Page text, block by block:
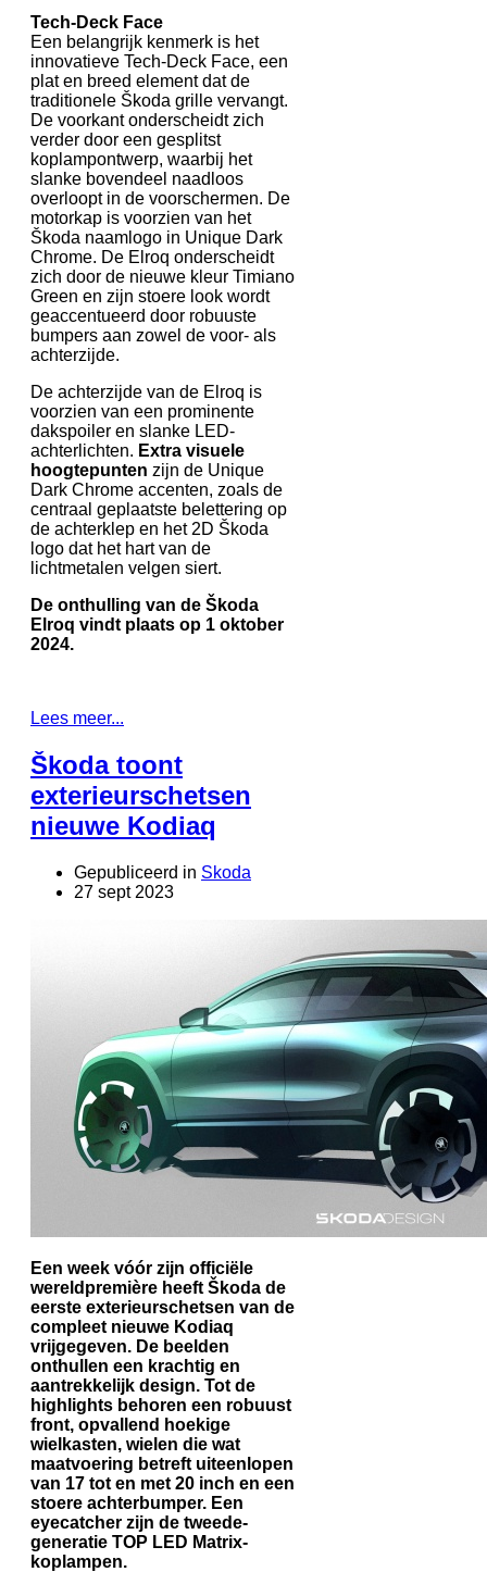
Tech-Deck Face
Een belangrijk kenmerk is het
innovatieve Tech-Deck Face, een
plat en breed element dat de
traditionele Škoda grille vervangt.
De voorkant onderscheidt zich
verder door een gesplitst
koplampontwerp, waarbij het
slanke bovendeel naadloos
overloopt in de voorschermen. De
motorkap is voorzien van het
Škoda naamlogo in Unique Dark
Chrome. De Elroq onderscheidt
zich door de nieuwe kleur Timiano
Green en zijn stoere look wordt
geaccentueerd door robuuste
bumpers aan zowel de voor- als
achterzijde.
De achterzijde van de Elroq is
voorzien van een prominente
dakspoiler en slanke LED-
achterlichten. Extra visuele
hoogtepunten zijn de Unique
Dark Chrome accenten, zoals de
centraal geplaatste belettering op
de achterklep en het 2D Škoda
logo dat het hart van de
lichtmetalen velgen siert.
De onthulling van de Škoda
Elroq vindt plaats op 1 oktober
2024.
Lees meer...
Škoda toont
exterieurschetsen
nieuwe Kodiaq
Gepubliceerd in Skoda
27 sept 2023
Een week vóór zijn officiële
wereldpremière heeft Škoda de
eerste exterieurschetsen van de
compleet nieuwe Kodiaq
vrijgegeven. De beelden
onthullen een krachtig en
aantrekkelijk design. Tot de
highlights behoren een robuust
front, opvallend hoekige
wielkasten, wielen die wat
maatvoering betreft uiteenlopen
van 17 tot en met 20 inch en een
stoere achterbumper. Een
eyecatcher zijn de tweede-
generatie TOP LED Matrix-
koplampen.